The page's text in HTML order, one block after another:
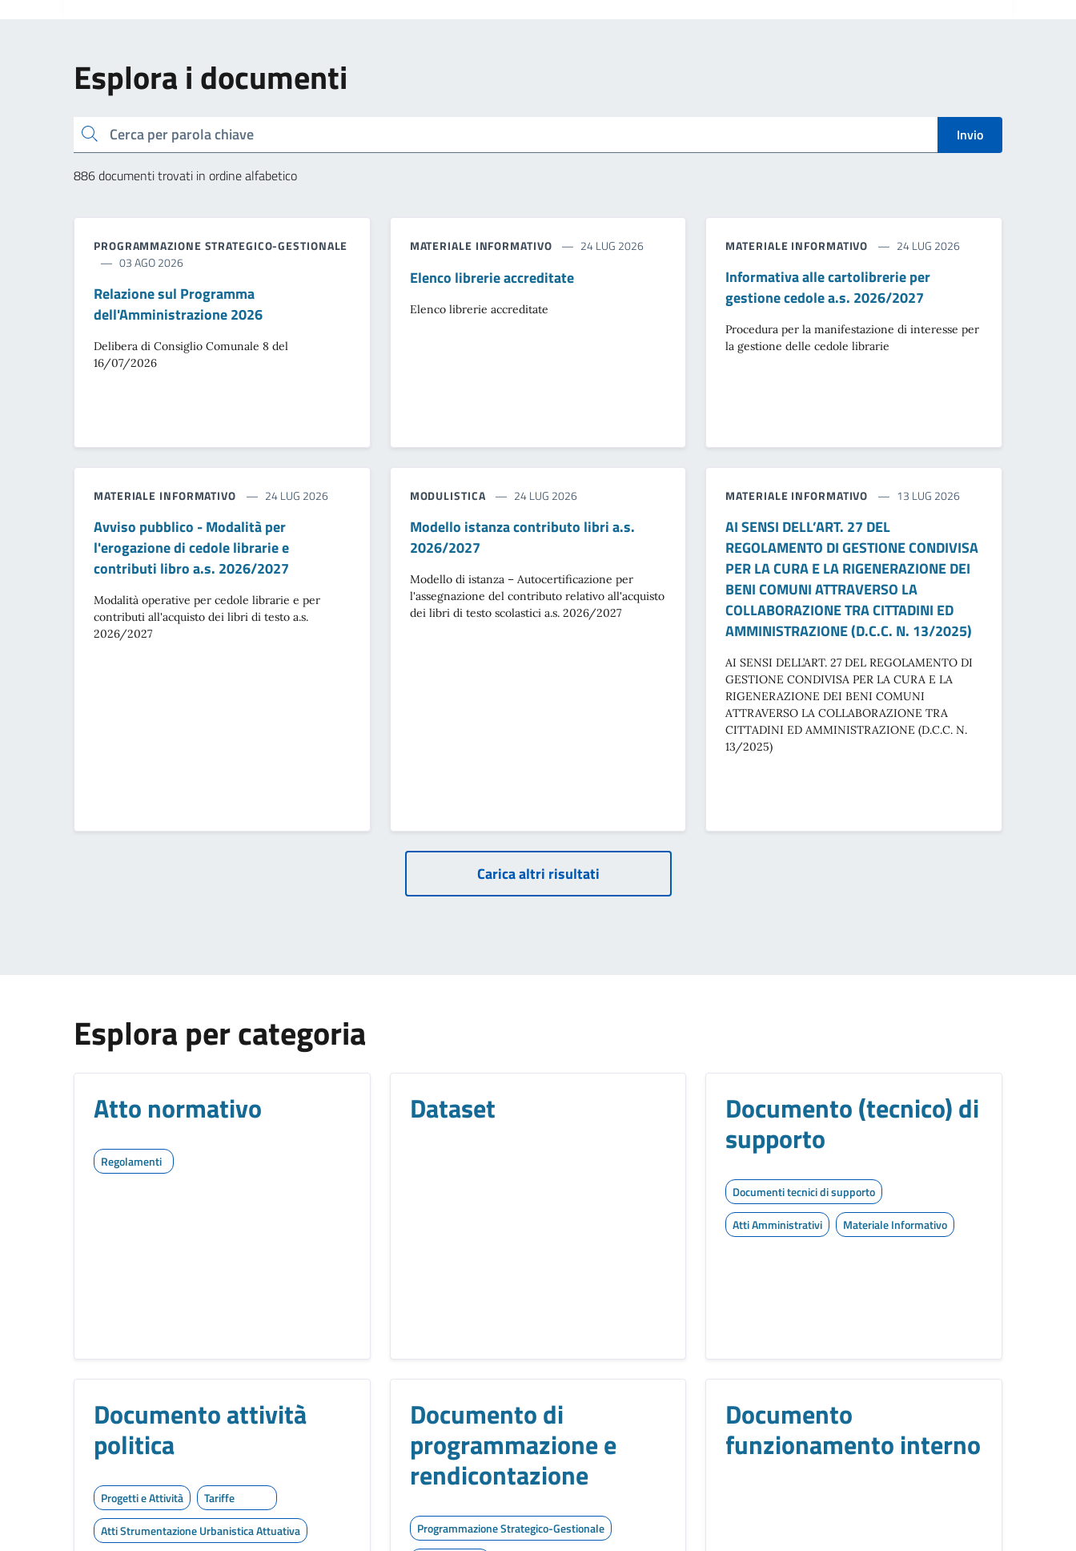
Esplora i documenti
cerca Invio
886 documenti trovati in ordine alfabetico
PROGRAMMAZIONE STRATEGICO-GESTIONALE
03 AGO 2026
Relazione sul Programma
dell'Amministrazione 2026
Delibera di Consiglio Comunale 8 del
16/07/2026
MATERIALE INFORMATIVO 24 LUG 2026
Elenco librerie accreditate
Elenco librerie accreditate
MATERIALE INFORMATIVO 24 LUG 2026
Informativa alle cartolibrerie per
gestione cedole a.s. 2026/2027
Procedura per la manifestazione di interesse per
la gestione delle cedole librarie
MATERIALE INFORMATIVO 24 LUG 2026
Avviso pubblico - Modalità per
l'erogazione di cedole librarie e
contributi libro a.s. 2026/2027
Modalità operative per cedole librarie e per
contributi all'acquisto dei libri di testo a.s.
2026/2027
MODULISTICA 24 LUG 2026
Modello istanza contributo libri a.s.
2026/2027
Modello di istanza – Autocertificazione per
l'assegnazione del contributo relativo all'acquisto
dei libri di testo scolastici a.s. 2026/2027
MATERIALE INFORMATIVO 13 LUG 2026
AI SENSI DELL’ART. 27 DEL
REGOLAMENTO DI GESTIONE CONDIVISA
PER LA CURA E LA RIGENERAZIONE DEI
BENI COMUNI ATTRAVERSO LA
COLLABORAZIONE TRA CITTADINI ED
AMMINISTRAZIONE (D.C.C. N. 13/2025)
AI SENSI DELL’ART. 27 DEL REGOLAMENTO DI
GESTIONE CONDIVISA PER LA CURA E LA
RIGENERAZIONE DEI BENI COMUNI
ATTRAVERSO LA COLLABORAZIONE TRA
CITTADINI ED AMMINISTRAZIONE (D.C.C. N.
13/2025)
PaginazioneCarica altri risultati
Titolo
Esplora per categoria
Atto normativo
Regolamenti
Dataset Documento (tecnico) di
supporto
Documenti tecnici di supporto
Atti Amministrativi
Materiale Informativo
Documento attività
politica
Progetti e Attività
Tariffe
Atti Strumentazione Urbanistica Attuativa
Documento di
programmazione e
rendicontazione
Programmazione Strategico-Gestionale
Documento
funzionamento interno